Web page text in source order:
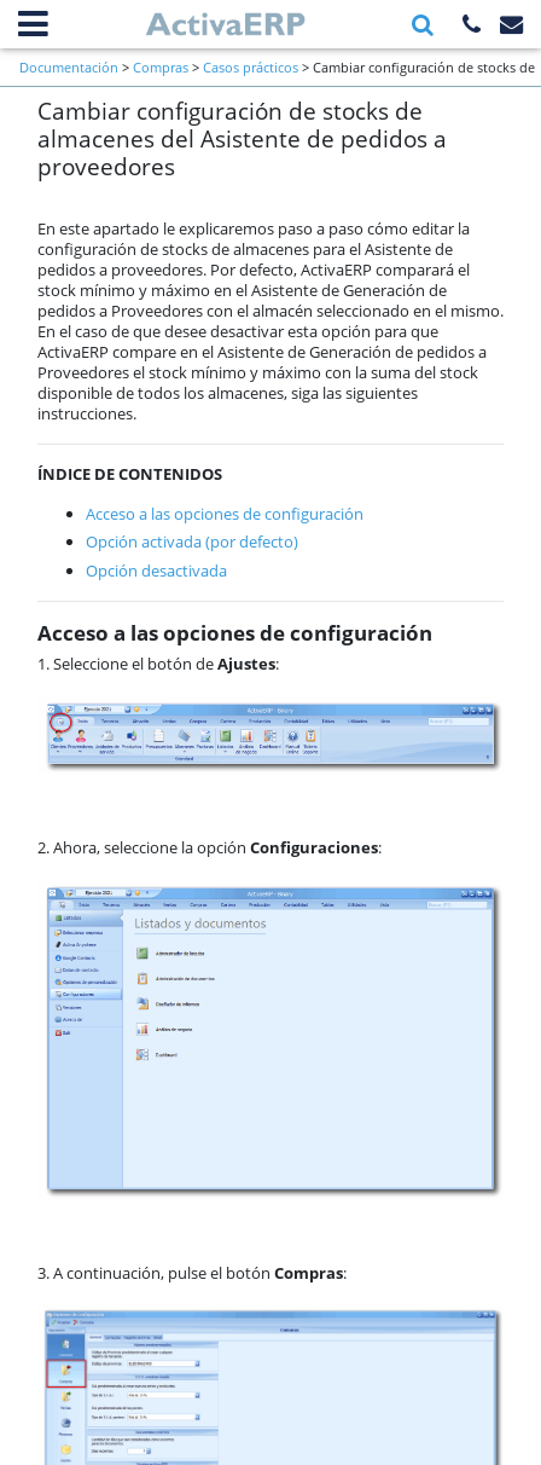
Información general
Primeros pasos a verificar al inicio
de una empresa
Ventas
Compras
Pedidos a proveedores
Albaranes de proveedores
Facturas de proveedor
Documentos recientes
Casos prácticos
Crear un nuevo lote desde un
albarán de proveedor
Configuración de IRPF para su
Cambiar configuración de
Asistente de pedidos a
proveedores
Adjuntar imágenes y archivos
en líneas de documentos
Ordenación de líneas en los
Almacén
Producción
Contabilidad
AnyWhere
Comunes
Business Intelligence
Inbox
Funcionalidades comunes
Tablas
Soporte
Documentación > Compras > Casos prácticos > Cambiar configuración de stocks de
almacenes del Asistente de pedidos a proveedores
Cambiar configuración de stocks de
almacenes del Asistente de pedidos a
proveedores
En este apartado le explicaremos paso a paso cómo editar la
configuración de stocks de almacenes para el Asistente de
pedidos a proveedores. Por defecto, ActivaERP comparará el
stock mínimo y máximo en el Asistente de Generación de
pedidos a Proveedores con el almacén seleccionado en el mismo.
En el caso de que desee desactivar esta opción para que
ActivaERP compare en el Asistente de Generación de pedidos a
Proveedores el stock mínimo y máximo con la suma del stock
disponible de todos los almacenes, siga las siguientes
instrucciones.
ÍNDICE DE CONTENIDOS
Acceso a las opciones de configuración
Opción activada (por defecto)
Opción desactivada
Acceso a las opciones de configuración
1. Seleccione el botón deAjustes:
2. Ahora, seleccione la opción Configuraciones:
3. A continuación, pulse el botón Compras: